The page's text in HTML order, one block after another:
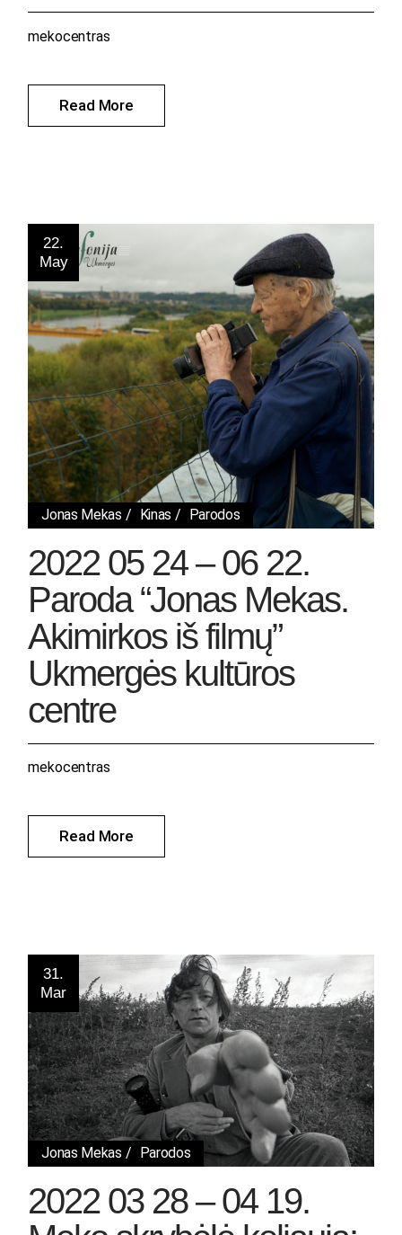
Read More
mekocentras
22.
May
Jonas Mekas Kinas Parodos
2022 05 24 – 06 22.
Paroda “Jonas Mekas.
Akimirkos iš filmų”
Ukmergės kultūros
centre
Read More
mekocentras
31.
Mar
Jonas Mekas Parodos
2022 03 28 – 04 19.